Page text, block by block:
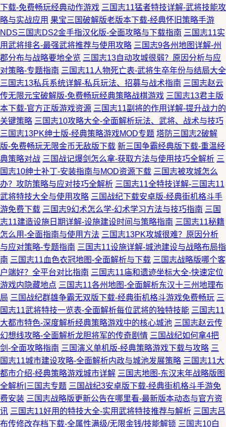
下载-免费畅玩经典动作游戏 三国志11猛者特技详解-武将技能攻
略与实战应用 果宝三国破解版老版本下载-经典怀旧策略手游
NDS三国志DS2金手指汉化版-全面攻略与下载指南 三国志11实
用武将排名-最强武将推荐与使用攻略 三国志9各州地图详解-州
郡分布与战略要地全览 三国志13自动攻城很弱？原因分析与应
对策略-专题指南 三国志11人物死亡表-武将生卒年份与结局大全
三国志13私兵系统详解-私兵玩法、招募与战术指南 三国志赵云
传无限元宝破解版-免费畅玩经典策略战棋游戏 三国志13君主版
本下载-官方正版游戏资源 三国志11副将的作用详解-提升战力的
关键策略 三国志10攻略大全-全面解析玩法、武将、战术与技巧
三国志13PK绅士版-经典策略游戏MOD专题 塔防三国志2破解
版-免费畅玩无限金币无敌版下载 新三国争霸经典版下载-重温经
典策略对战 三国战记爆剑怎么拿-获取方法与使用技巧全解析 三
国志10绅士补丁-安装指南与MOD资源下载 三国志被攻城怎么
办？攻防策略与应对技巧全解析 三国志11全特技详解-三国志11
武将特技大全与使用攻略 三国战纪下载安卓版-经典街机格斗手
游免费下载 三国志9幻术怎么学-幻术学习方法与技巧指南 三国
志11建造设施日期详解-设施建设时间与策略指南 三国志11秘籍
怎么用-全面指南与使用方法 三国志13PK攻城很难？原因分析
与应对策略-专题指南 三国志11设施详解-城池建设与战略布局指
南 三国志11血色衣冠地图-全面解析与下载 三国志战略版哪个客
户端好？全平台对比指南 三国志11庙和遗迹坐标大全-快速定位
游戏内隐藏地点 三国志11各州地图-全面解析东汉十三州地理布
局 三国战纪群雄争霸无双版下载-经典街机格斗游戏免费畅玩 三
国志11武将特技一览表-全面解析每位武将的独特技能 三国志11
大都市特色-深度解析经典策略游戏中的核心城池 三国志赵云传
幻想线攻略-全面解析龙胆将军的传奇剧情 三国战纪如何拿4把
剑-全面攻略指南 三国演义单机版-经典策略游戏下载与攻略 三
国志11城市建设攻略-全面解析内政与城池发展策略 三国志11大
都市介绍-经典策略游戏城市详解 三国志地图-东汉末年战略版图
全解析|三国志专题 三国战纪3安卓版下载-经典街机格斗手游免
费安装 三国志战略版更新公告在哪里看-最新版本动态与官方资
讯 三国志11好用的特技大全-实用武将特技推荐与解析 三国志吕
布传修改存档下载-全属性满级/无限金钱/技能解锁 三国志10白